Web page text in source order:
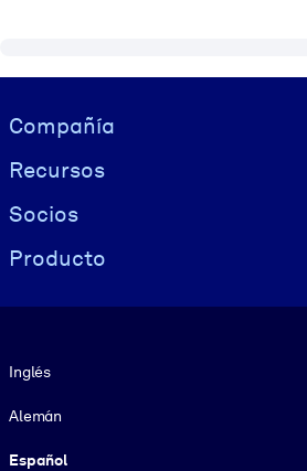
Visually hidden Text
Compañía
Recursos
Socios
Producto
Inglés
Alemán
Español